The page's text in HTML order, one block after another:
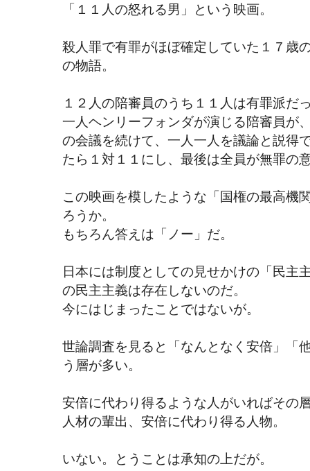
「１１人の怒れる男」という映画。
殺人罪で有罪がほぼ確定していた１７歳
の物語。
１２人の陪審員のうち１１人は有罪派だ
一人ヘンリーフォンダが演じる陪審員が
の会議を続けて、一人一人を議論と説得
たら１対１１にし、最後は全員が無罪の
この映画を模したような「国権の最高機
ろうか。
もちろん答えは「ノー」だ。
日本には制度としての見せかけの「民主
の民主主義は存在しないのだ。
今にはじまったことではないが。
世論調査を見ると「なんとなく安倍」「
う層が多い。
安倍に代わり得るような人がいればその
人材の輩出、安倍に代わり得る人物。
いない。とうことは承知の上だが。